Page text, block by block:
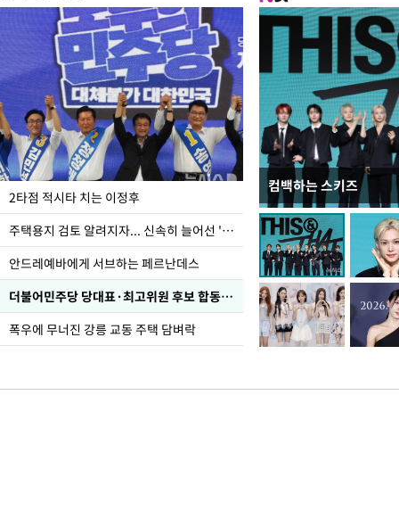
2타점 적시타 치는 이정후
주택용지 검토 알려지자... 신속히 늘어선 '근조화환'
안드레예바에게 서브하는 페르난데스
더불어민주당 당대표·최고위원 후보 합동연설회
폭우에 무너진 강릉 교동 주택 담벼락
컴백하는 스키즈
이번주 국회에는 무